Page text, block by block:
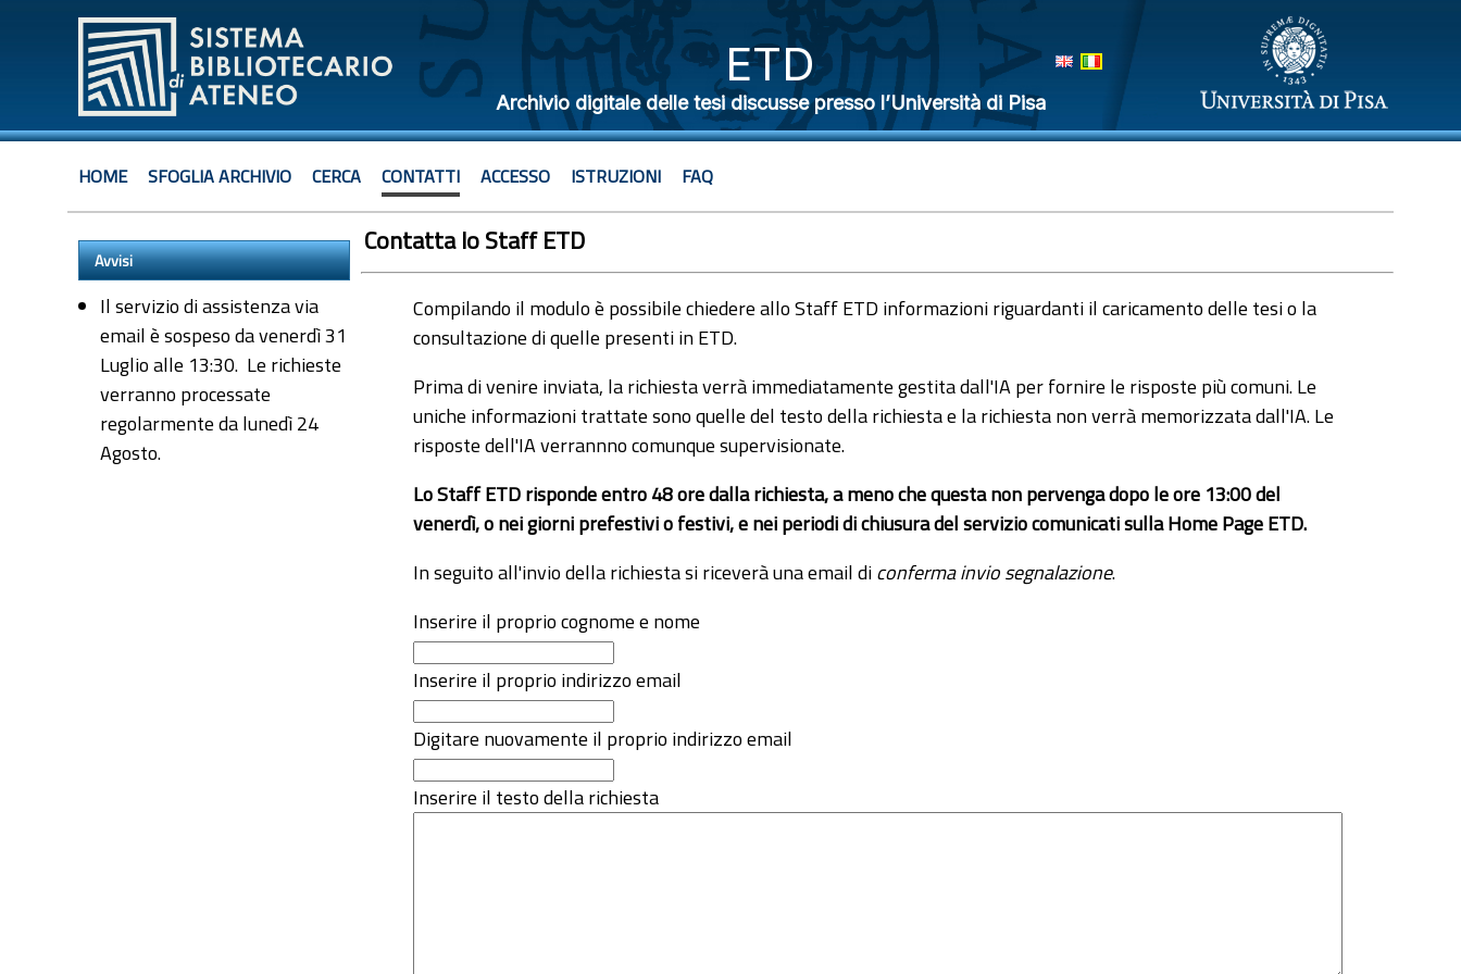
ETD
Archivio digitale delle tesi discusse presso l’Università di Pisa
HOME SFOGLIA ARCHIVIO CERCA CONTATTI ACCESSO ISTRUZIONI FAQ
Avvisi
Il servizio di assistenza via
email è sospeso da venerdì 31
Luglio alle 13:30. Le richieste
verranno processate
regolarmente da lunedì 24
Agosto.
Contatta lo Staff ETD
Compilando il modulo è possibile chiedere allo Staff ETD informazioni riguardanti il caricamento delle tesi o la
consultazione di quelle presenti in ETD.
Prima di venire inviata, la richiesta verrà immediatamente gestita dall'IA per fornire le risposte più comuni. Le
uniche informazioni trattate sono quelle del testo della richiesta e la richiesta non verrà memorizzata dall'IA. Le
risposte dell'IA verrannno comunque supervisionate.
Lo Staff ETD risponde entro 48 ore dalla richiesta, a meno che questa non pervenga dopo le ore 13:00 del
venerdì, o nei giorni prefestivi o festivi, e nei periodi di chiusura del servizio comunicati sulla Home Page ETD.
In seguito all'invio della richiesta si riceverà una email diconferma invio segnalazione.
Inserire il proprio cognome e nome
Inserire il proprio indirizzo email
Digitare nuovamente il proprio indirizzo email
Inserire il testo della richiesta